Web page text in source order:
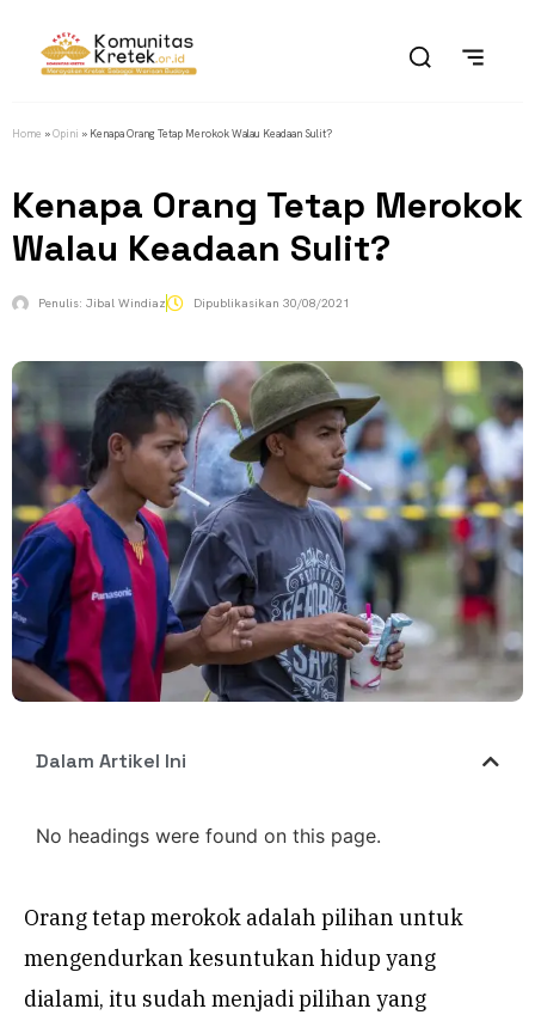
Home »Opini » Kenapa Orang Tetap Merokok Walau Keadaan Sulit?
Kenapa Orang Tetap Merokok
Walau Keadaan Sulit?
Penulis: Jibal Windiaz Dipublikasikan 30/08/2021
Dalam Artikel Ini
No headings were found on this page.
Orang tetap merokok adalah pilihan untuk
mengendurkan kesuntukan hidup yang
dialami, itu sudah menjadi pilihan yang